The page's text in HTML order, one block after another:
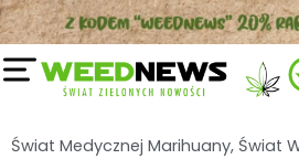
Przejdź
do
treści
Świat Medycznej Marihuany, Świat